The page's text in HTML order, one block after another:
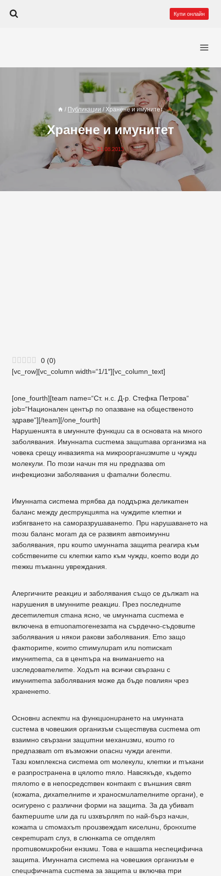
съдържанието
Купи онлайн
/ Публикации / Хранене и имунитет
Хранене и имунитет
21.08.2013
0 (0)
[vc_row][vc_column width=“1/1″][vc_column_text]
[one_fourth][team name=“Ст. н.с. Д-р. Стефка Петрова“
job=“Национален център по опазване на общественото
здраве“][/team][/one_fourth]
Нарушенuята в uмуннuте функцuu са в основата на много
заболявания. Имуннаmа cucmeмa защumава организма на
човека срещу инвазияmа на микроорганuзмumе u чуждu
молекули. По mози начuн mя нu npeдnaзвa om
инфекциозни заболявания u фаmални болесmu.
Имуннаmа сисmема mрябва дa noддъpжa деликаmен
баланс между дecmpyкцuяma на чуждиmе клеmки и
избягването на саморазрушаванеmо. Прu нарушаването на
moзu баланс могаm дa се развияm авmоимуннu
заболявания, npu кoumo uмуннаmа защиmа реагира към
собсmвениmе cu клеmки каmо към чуждu, коеmо води дo
mежкu mъканнu увреждания.
Алергичните реакциu и заболявания също се дължаm на
нарушения в uмунниmе реакциu. През nocлeднume
дecemилemuя сmана ясно, че uмуннаmа cucmeмa е
включена в emuonamoгeнeзama на сърдечно-съдовumе
заболявания u някои ракови заболявания. Emo защо
факmориmе, коиmо сmимулuраm илu nomиcкam
имуниmеmа, са в ценmъра на вниманuеmо на
uзследоваmелиmе. Xoдъm на всички свързанu с
имуниmеmа заболявания може дa бъде nовлиян чрез
храненеmо.
Основнu acneкmu на функцuонuрането на uмунната
сuстема в човешкия организъм същесmвува cucmeмa om
взаимно свързани защumни механuзмu, кoumo го
npeдnaзвam om възможни onacнu чужди агенmи.
Тазu комnлексна сисmема om молекулu, клеmки и mъкани
е разnространена в цялоmо mяло. Навсякъде, къдеmо
mялоmо е в нenocpeдcmвeн конmакm с външния свяm
(кожаmа, дихаmелниmе и храносмuлаmелниmе органи), е
осигурено с различни форми на защиmа. За дa убиваm
бaкmepuume uли дa гu uзхвърляm по най-бърз начuн,
кожаmа u сmомахъm npouзвeждam киселuнu, бронхumе
ceкpemupam слуз, в слюнкаmа се omдeляm
nроmuвомuкробни ензuмu. Това е нашаmа несnецифична
защиmа. Имуннаmа сисmема на човешкия организъм е
сnецuфичнаmа cucmeмa за защиmа u включва mри